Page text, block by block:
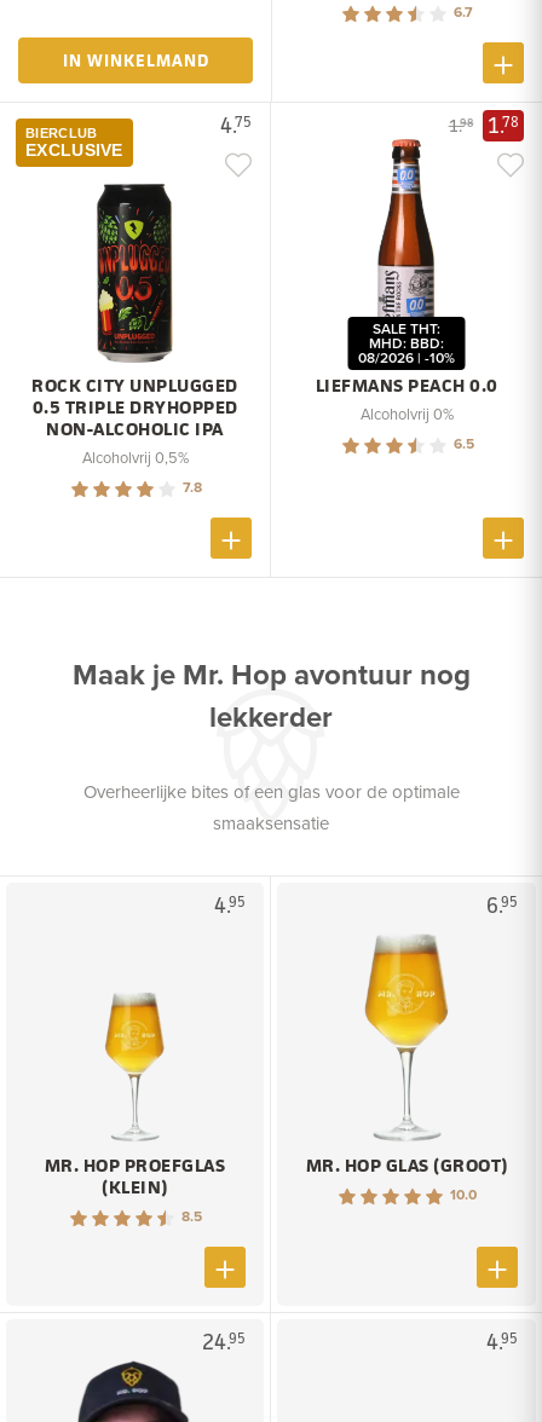
IN WINKELMAND
6.7
4.75
BIERCLUB
EXCLUSIVE
ROCK CITY UNPLUGGED
0.5 TRIPLE DRYHOPPED
NON-ALCOHOLIC IPA
Alcoholvrij 0,5%
7.8
1.98 1.78
LIEFMANS PEACH 0.0
SALE THT:
MHD: BBD:
08/2026 | -10%
Alcoholvrij 0%
6.5
Maak je Mr. Hop avontuur nog
lekkerder
Overheerlijke bites of een glas voor de optimale
smaaksensatie
4.95
MR. HOP PROEFGLAS
(KLEIN)
8.5
6.95
MR. HOP GLAS (GROOT)
10.0
24.95 4.95